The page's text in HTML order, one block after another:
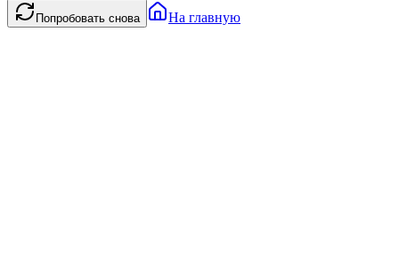
Попробовать снова На главную